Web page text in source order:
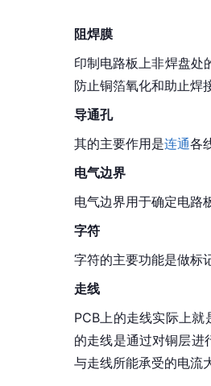
阻焊膜
印制电路板上非焊盘处
防止铜箔氧化和助止焊
导通孔
其的主要作用是连通各
电气边界
电气边界用于确定电路
字符
字符的主要功能是做标
走线
PCB 上的走线实际上就
的走线是通过对铜层进
与走线所能承受的电流